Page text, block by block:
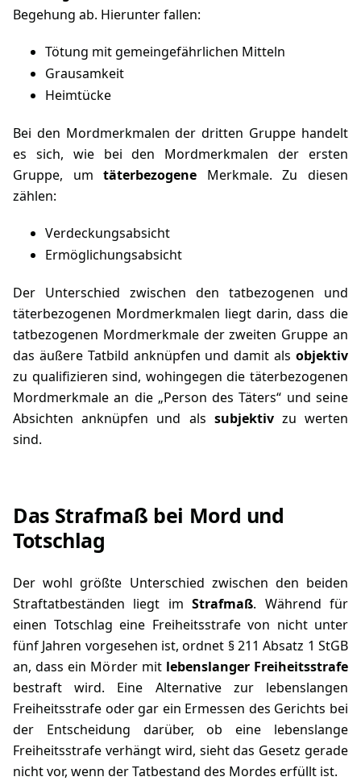
Begehung ab. Hierunter fallen:
Tötung mit gemeingefährlichen Mitteln
Grausamkeit
Heimtücke
Bei den Mordmerkmalen der dritten Gruppe handelt
es sich, wie bei den Mordmerkmalen der ersten
Gruppe, umtäterbezogene Merkmale. Zu diesen
zählen:
Verdeckungsabsicht
Ermöglichungsabsicht
Der Unterschied zwischen den tatbezogenen und
täterbezogenen Mordmerkmalen liegt darin, dass die
tatbezogenen Mordmerkmale der zweiten Gruppe an
das äußere Tatbild anknüpfen und damit als objektiv
zu qualifizieren sind, wohingegen die täterbezogenen
Mordmerkmale an die „Person des Täters“ und seine
Absichten anknüpfen und als subjektivzu werten
sind.
Das Strafmaß bei Mord und
Totschlag
Der wohl größte Unterschied zwischen den beiden
Straftatbeständen liegt imStrafmaß. Während für
einen Totschlag eine Freiheitsstrafe von nicht unter
fünf Jahren vorgesehen ist, ordnet § 211 Absatz 1 StGB
an, dass ein Mörder mit lebenslanger Freiheitsstrafe
bestraft wird. Eine Alternative zur lebenslangen
Freiheitsstrafe oder gar ein Ermessen des Gerichts bei
der Entscheidung darüber, ob eine lebenslange
Freiheitsstrafe verhängt wird, sieht das Gesetz gerade
nicht vor, wenn der Tatbestand des Mordes erfüllt ist.